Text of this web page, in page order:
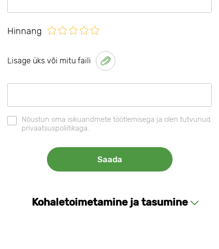
Hinnang
Lisage üks või mitu faili
Nõustun oma isikuandmete töötlemisega ja olen tutvunud
privaatsuspoliitikaga.
Kohaletoimetamine ja tasumine